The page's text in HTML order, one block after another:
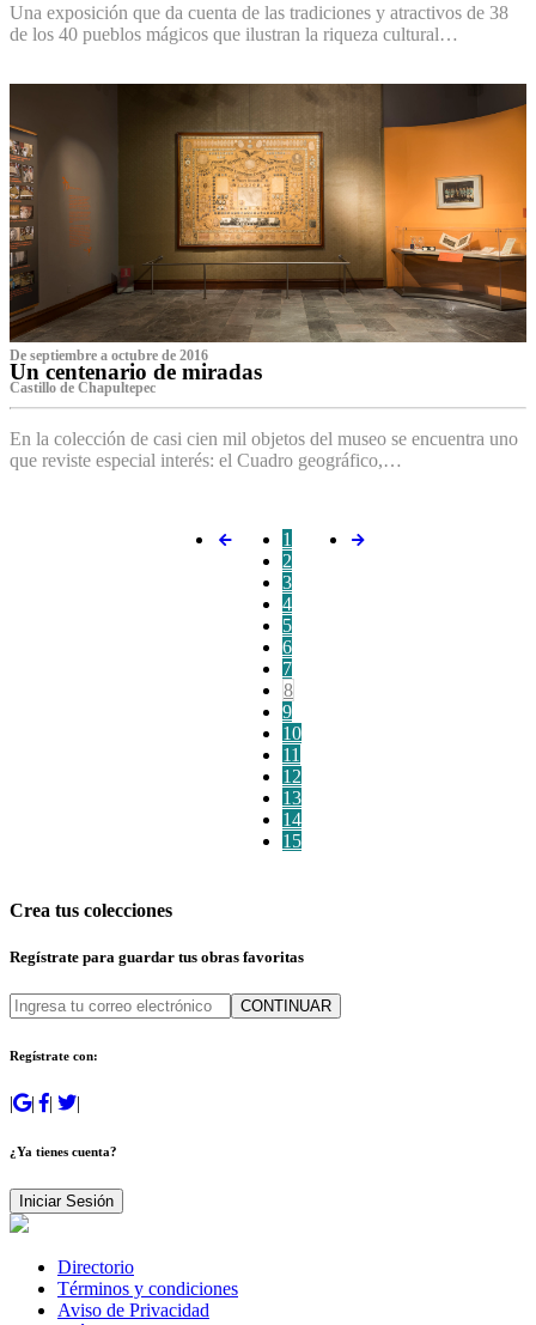
Una exposición que da cuenta de las tradiciones y atractivos de 38
de los 40 pueblos mágicos que ilustran la riqueza cultural…
De septiembre a octubre de 2016
Un centenario de miradas
Castillo de Chapultepec
En la colección de casi cien mil objetos del museo se encuentra uno
que reviste especial interés: el Cuadro geográfico,…
1
2
3
4
5
6
7
8
9
10
11
12
13
14
15
Crea tus colecciones
Regístrate para guardar tus obras favoritas
CONTINUAR
Regístrate con:
| | | |
¿Ya tienes cuenta?
Iniciar Sesión
Directorio
Términos y condiciones
Aviso de Privacidad